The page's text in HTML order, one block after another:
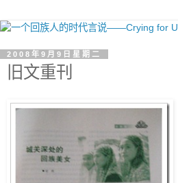
2008年9月9日星期二
旧文重刊